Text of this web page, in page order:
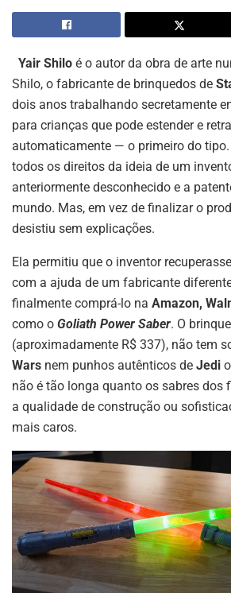
Yair Shilo é o autor da obra de arte
Shilo, o fabricante de brinquedos de
dois anos trabalhando secretamente
para crianças que pode estender e
automaticamente — o primeiro do tipo.
todos os direitos da ideia de um
anteriormente desconhecido e a
mundo. Mas, em vez de finalizar o
desistiu sem explicações.
Ela permitiu que o inventor
com a ajuda de um fabricante
finalmente comprá-lo na Amazon,
como o Goliath Power Saber. O
(aproximadamente R$ 337), não tem
Wars nem punhos autênticos de Jedi
não é tão longa quanto os sabres dos
a qualidade de construção ou
mais caros.